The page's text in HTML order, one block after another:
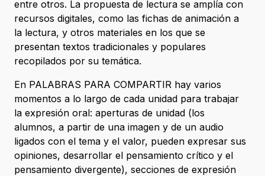
entre otros. La propuesta de lectura se amplía con
recursos digitales, como las fichas de animación a
la lectura, y otros materiales en los que se
presentan textos tradicionales y populares
recopilados por su temática.
En PALABRAS PARA COMPARTIR hay varios
momentos a lo largo de cada unidad para trabajar
la expresión oral: aperturas de unidad (los
alumnos, a partir de una imagen y de un audio
ligados con el tema y el valor, pueden expresar sus
opiniones, desarrollar el pensamiento crítico y el
pensamiento divergente), secciones de expresión